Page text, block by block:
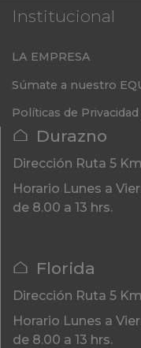
Institucional
LA EMPRESA
Súmate a nuestro
Políticas de
Durazno
Dirección Ruta 5
Horario Lunes a
de 8.00 a 13 hrs.
Florida
Dirección Ruta 5
Horario Lunes a
de 8.00 a 13 hrs.